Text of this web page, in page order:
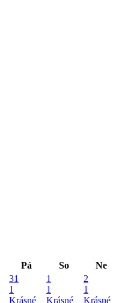
Pá So
Ne
31
1
Krásné
1
1
Krásné
2
1
Krásné